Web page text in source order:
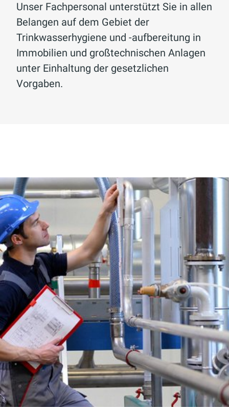
sowie die Bekämpfung des
Klimawandels.
Unser modernes Energiemanagement
umfasst die Überwachung, Erfassung
und Regelung wichtiger
wir Berichtswesen,
Störmeldemanagement und
Benchmarking. Kunden aus öffentlicher
Verwaltung, Gesundheitswesen und
Industrie vertrauen bereits auf unser
IBS(r)-Leitsystem zur zuverlässigen
Betriebsführung und Überwachung
ihrer Gebäudetechnik, um unnötige
Kosten durch Störungen zu vermeiden.
Betrieb Ihrer technischen Anlagen
stehen bei uns an erster Stelle.
Unser Fachpersonal unterstützt Sie in allen
Belangen auf dem Gebiet der
Trinkwasserhygiene und -aufbereitung in
Immobilien und großtechnischen Anlagen
unter Einhaltung der gesetzlichen
Vorgaben.